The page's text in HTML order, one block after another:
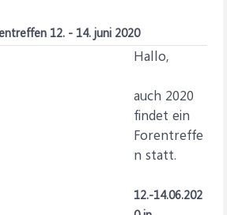
12. - 14. juni 2020
Hallo,
auch 2020
findet ein
Forentreffe
n statt.
12.-14.06.202